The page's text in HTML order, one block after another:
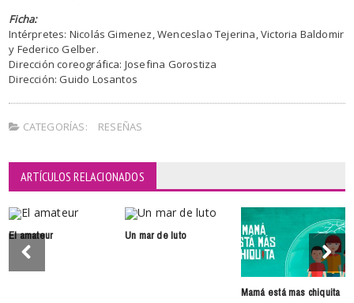
Ficha:
Intérpretes: Nicolás Gimenez, Wenceslao Tejerina, Victoria Baldomir
y Federico Gelber.
Dirección coreográfica: Josefina Gorostiza
Dirección: Guido Losantos
CATEGORÍAS: RESEÑAS
ARTÍCULOS RELACIONADOS
El amateur Un mar de luto
Mamá está mas chiquita